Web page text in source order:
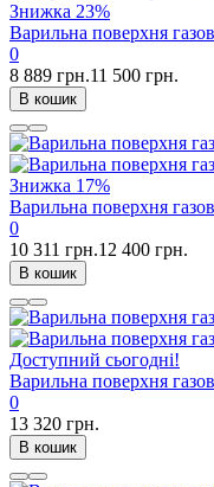
Знижка 23%
Варильна поверхня
0
8 889 грн.11 500 грн.
В кошик
Знижка 17%
Варильна поверхня
0
10 311 грн.12 400 грн.
В кошик
Доступний сьогодні!
Варильна поверхня
0
13 320 грн.
В кошик